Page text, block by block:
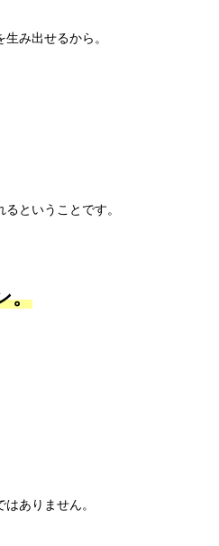
み出せるから。
ということです。
。
ありません。